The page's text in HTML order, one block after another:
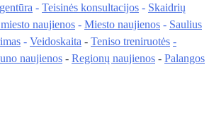
- Teisinės konsultacijos - Skaidrių
naujienos - Miesto naujienos - Saulius
- Veidoskaita - Teniso treniruotės -
naujienos - Regionų naujienos - Palangos